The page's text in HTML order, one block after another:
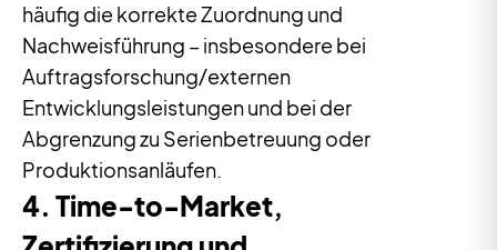
häufig die korrekte Zuordnung und
Nachweisführung – insbesondere bei
Auftragsforschung/externen
Entwicklungsleistungen und bei der
Abgrenzung zu Serienbetreuung oder
Produktionsanläufen.
4. Time-to-Market,